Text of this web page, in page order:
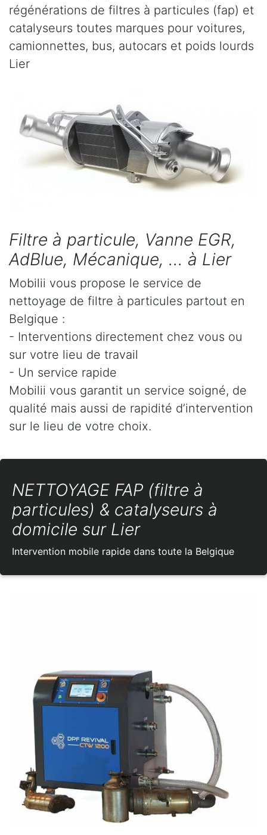
régénérations de filtres à particules (fap) et
catalyseurs toutes marques pour voitures,
camionnettes, bus, autocars et poids lourds
Lier
Filtre à particule, Vanne EGR,
AdBlue, Mécanique, ... à Lier
Mobilii vous propose le service de
nettoyage de filtre à particules partout en
Belgique :
- Interventions directement chez vous ou
sur votre lieu de travail
- Un service rapide
Mobilii vous garantit un service soigné, de
qualité mais aussi de rapidité d’intervention
sur le lieu de votre choix.
NETTOYAGE FAP (filtre à
particules) & catalyseurs à
domicile sur Lier
Intervention mobile rapide dans toute la Belgique